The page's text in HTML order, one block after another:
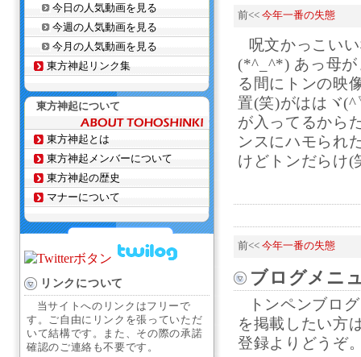
前<< 今年一番の失態
呪文かっこい
(*^_^*) あっ母が
る間にトンの映
置(笑)がははヾ
が入ってるから
ンスにハモられ
けどトンだらけ
前<< 今年一番の失態
ブログメニ
トンペンブロ
を掲載したい方
登録よりどうぞ
今日の人気動画を見る
今週の人気動画を見る
今月の人気動画を見る
東方神起リンク集
東方神起について
東方神起とは
東方神起メンバーについて
東方神起の歴史
マナーについて
リンクについて
当サイトへのリンクはフリーで
す。ご自由にリンクを張っていただ
いて結構です。また、その際の承諾
確認のご連絡も不要です。